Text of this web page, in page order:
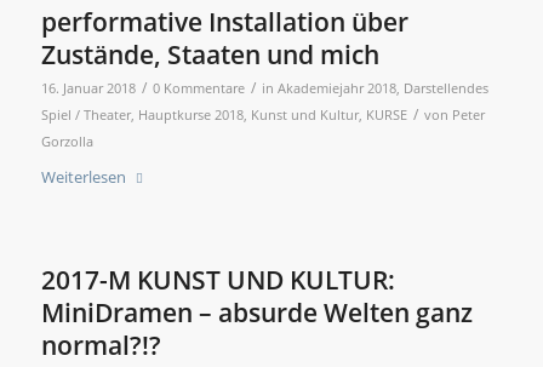
performative Installation über
Zustände, Staaten und mich
16. Januar 2018 / 0 Kommentare / in Akademiejahr 2018, Darstellendes
Spiel / Theater, Hauptkurse 2018, Kunst und Kultur, KURSE / von Peter
Gorzolla
Weiterlesen
2017-M KUNST UND KULTUR:
MiniDramen – absurde Welten ganz
normal?!?